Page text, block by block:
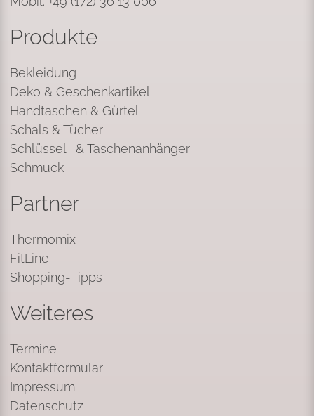
Produkte
Bekleidung
Deko & Geschenkartikel
Handtaschen & Gürtel
Schals & Tücher
Schlüssel- & Taschenanhänger
Schmuck
Partner
Thermomix
FitLine
Shopping-Tipps
Weiteres
Termine
Kontaktformular
Impressum
Datenschutz